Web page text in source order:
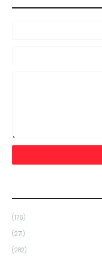
(176)
(271)
(282)